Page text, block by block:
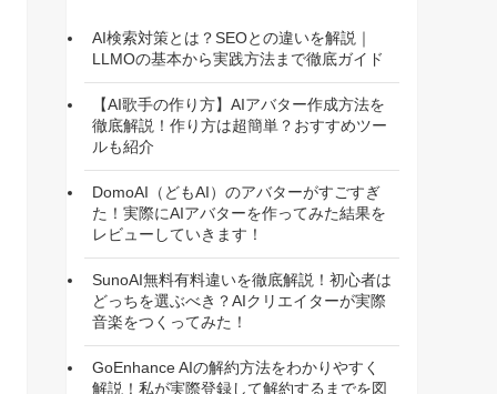
AI検索対策とは？SEOとの違いを解説｜
LLMOの基本から実践方法まで徹底ガイド
【AI歌手の作り方】AIアバター作成方法を
徹底解説！作り方は超簡単？おすすめツー
ルも紹介
DomoAI（どもAI）のアバターがすごすぎ
た！実際にAIアバターを作ってみた結果を
レビューしていきます！
SunoAI無料有料違いを徹底解説！初心者は
どっちを選ぶべき？AIクリエイターが実際
音楽をつくってみた！
GoEnhance AIの解約方法をわかりやすく
解説！私が実際登録して解約するまでを図